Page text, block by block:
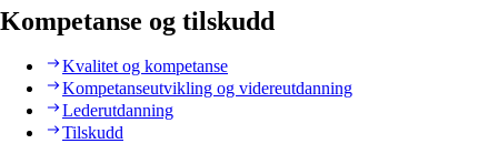
Kompetanse og tilskudd
Kvalitet og kompetanse
Kompetanseutvikling og videreutdanning
Lederutdanning
Tilskudd